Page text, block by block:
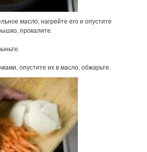
масло, нагрейте его и опустите
прокалите.
опустите их в масло, обжарьте.